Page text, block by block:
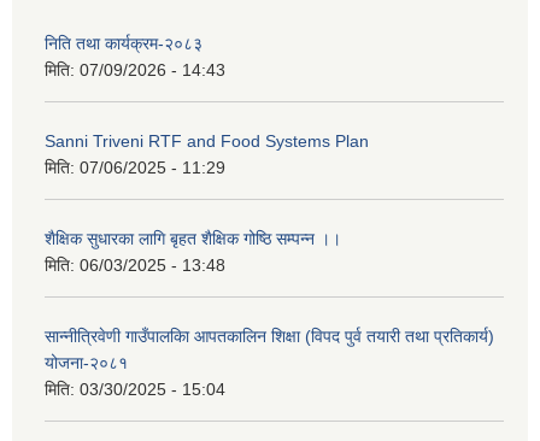
निति तथा कार्यक्रम-२०८३
मिति: 07/09/2026 - 14:43
Sanni Triveni RTF and Food Systems Plan
मिति: 07/06/2025 - 11:29
शैक्षिक सुधारका लागि बृहत शैक्षिक गोष्ठि सम्पन्न ।।
मिति: 06/03/2025 - 13:48
सान्नीत्रिवेणी गाउँपालकिा आपतकालिन शिक्षा (विपद पुर्व तयारी तथा प्रतिकार्य)
योजना-२०८१
मिति: 03/30/2025 - 15:04